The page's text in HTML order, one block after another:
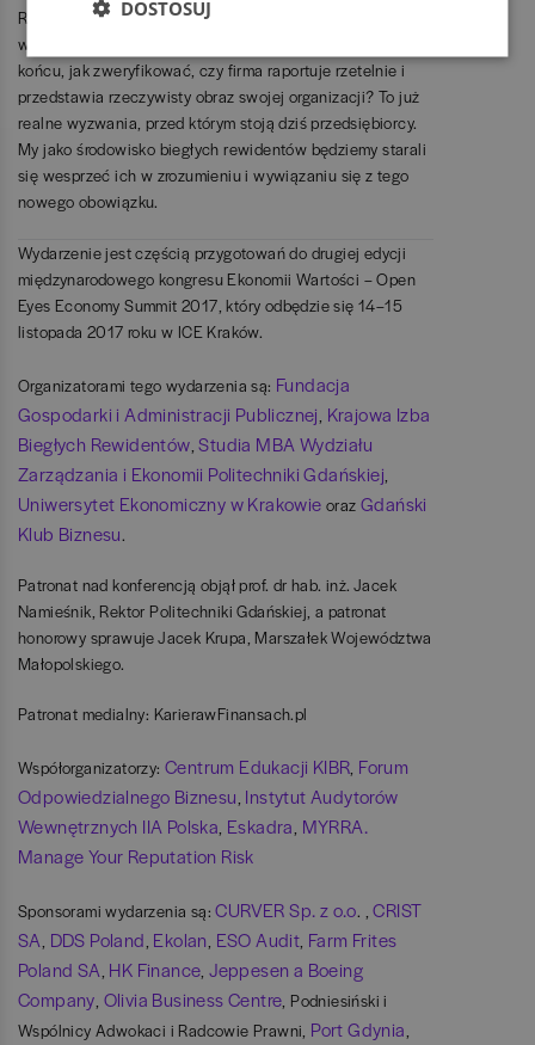
Rewidentów. – Jak ująć w bilansie firmy informacje o jej
wartościach niematerialnych? Jak je zmierzyć i ocenić? W
końcu, jak zweryfikować, czy firma raportuje rzetelnie i
przedstawia rzeczywisty obraz swojej organizacji? To już
realne wyzwania, przed którym stoją dziś przedsiębiorcy.
My jako środowisko biegłych rewidentów będziemy starali
się wesprzeć ich w zrozumieniu i wywiązaniu się z tego
nowego obowiązku.
Wydarzenie jest częścią przygotowań do drugiej edycji
międzynarodowego kongresu Ekonomii Wartości – Open
Eyes Economy Summit 2017, który odbędzie się 14–15
listopada 2017 roku w ICE Kraków.
Organizatorami tego wydarzenia są: Fundacja
Gospodarki i Administracji Publicznej, Krajowa Izba
Biegłych Rewidentów,Studia MBA Wydziału
Zarządzania i Ekonomii Politechniki Gdańskiej,
Uniwersytet Ekonomiczny w Krakowie orazGdański
Klub Biznesu.
Patronat nad konferencją objął prof. dr hab. inż. Jacek
Namieśnik, Rektor Politechniki Gdańskiej, a patronat
honorowy sprawuje Jacek Krupa, Marszałek Województwa
Małopolskiego.
Patronat medialny: KarierawFinansach.pl
Współorganizatorzy: Centrum Edukacji KIBR, Forum
Odpowiedzialnego Biznesu, Instytut Audytorów
Wewnętrznych IIA Polska, Eskadra, MYRRA.
Manage Your Reputation Risk
Sponsorami wydarzenia są:CURVER Sp. z o.o. ,CRIST
SA, DDS Poland, Ekolan, ESO Audit, Farm Frites
Poland SA, HK Finance,Jeppesen a Boeing
Company, Olivia Business Centre, Podniesiński i
Wspólnicy Adwokaci i Radcowie Prawni, Port Gdynia,
DOSTOSUJ